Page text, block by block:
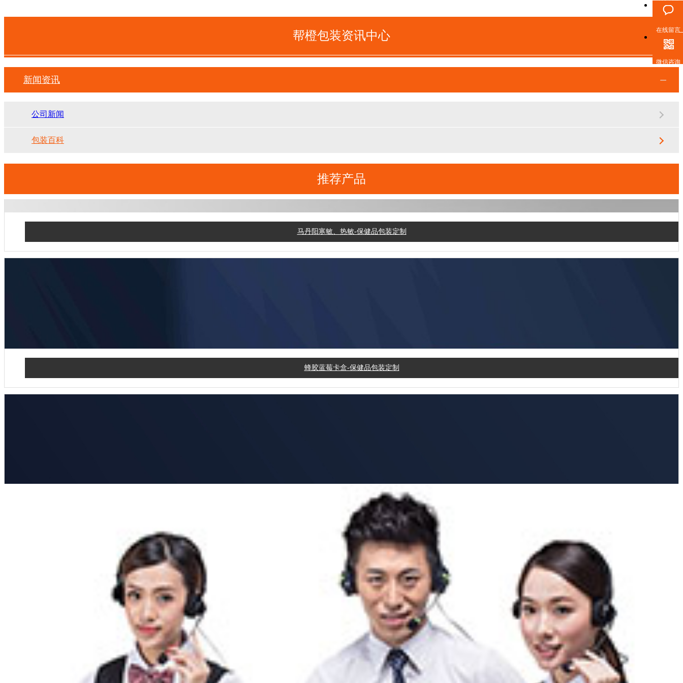
帮橙包装资讯中心
新闻资讯
公司新闻
包装百科
推荐产品
马丹阳寒敏、热敏-保健品包装定制
蜂胶蓝莓卡盒-保健品包装定制
朵呦蜜精品礼盒-保健品包装定制
洛阳牡丹全花茶精品礼盒-食品包装定制
在线留言
微信咨询